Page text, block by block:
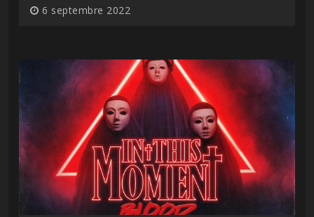
6 septembre 2022